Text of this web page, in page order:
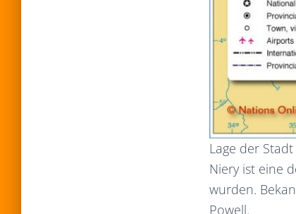
Lage der
Niery ist eine
wurden.
Powell.